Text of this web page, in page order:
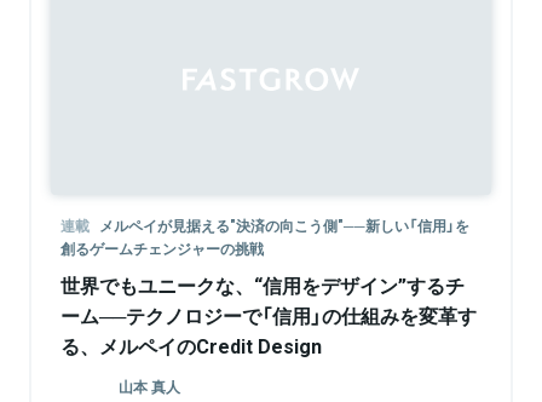
連載 メルペイが見据える"決済の向こう側"──新しい「信用」を
創るゲームチェンジャーの挑戦
世界でもユニークな、“信用をデザイン”するチ
ーム──テクノロジーで「信用」の仕組みを変革す
る、メルペイのCredit Design
山本 真人